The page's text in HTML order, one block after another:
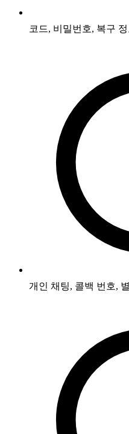
코드, 비밀번호, 복구
개인 채팅, 콜백 번호,